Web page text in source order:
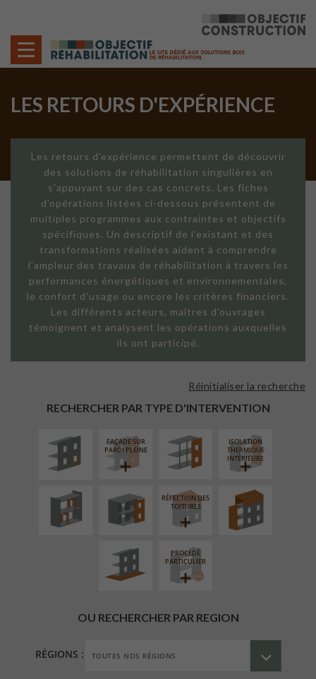
LES RETOURS D'EXPÉRIENCE
Les retours d'expérience permettent de découvrir
des solutions de réhabilitation singulières en
s'appuyant sur des cas concrets. Les fiches
d'opérations listées ci-dessous présentent de
multiples programmes aux contraintes et objectifs
spécifiques. Un descriptif de l'existant et des
transformations réalisées aident à comprendre
l'ampleur des travaux de réhabilitation à travers les
performances énergétiques et environnementales,
le confort d'usage ou encore les critères financiers.
Les différents acteurs, maîtres d'ouvrages
témoignent et analysent les opérations auxquelles
ils ont participé.
RECHERCHER PAR TYPE D'INTERVENTION
Réinitialiser la recherche
EXTÉRIEURE
FAÇADE SUR
PAROI PLEINE
FAÇADE SUR
LINÉAIRE
ISOLATION
THERMIQUE
INTÉRIEURE
RÉAMÉNAGEMENT
INTÉRIEUR
FERMETURE
LOGGIAS
RÉFECTION DES
TOITURES
SURÉLÉVATION
EXTENSION
AMÉNAGEMENT
EXTÉRIEUR
PROCÉDÉ
PARTICULIER
OU RECHERCHER PAR REGION
RÉGIONS :